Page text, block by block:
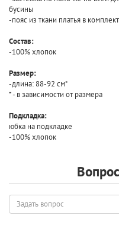
бусины
-пояс из ткани платья в
Состав:
-100% хлопок
Размер:
-длина: 88-92 см*
* - в зависимости от размера
Подкладка:
юбка на подкладке
-100% хлопок
Задать
вопрос